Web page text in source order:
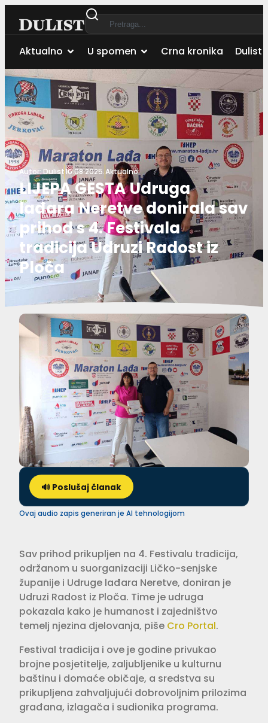
Aktualno U spomen Crna kronika Dulist
Autor:Dulist16.08.2025.Aktualno
LIJEPA GESTA Udruga
lađara Neretve donirala sav
prihod s 4. Festivala
tradicija Udruzi Radost iz
Ploča
🔊 Poslušaj članak
Ovaj audio zapis generiran je AI tehnologijom
Sav prihod prikupljen na 4. Festivalu tradicija,
održanom u suorganizaciji Ličko-senjske
županije i Udruge lađara Neretve, doniran je
Udruzi Radost iz Ploča. Time je udruga
pokazala kako je humanost i zajedništvo
temelj njezina djelovanja, piše Cro Portal.
Festival tradicija i ove je godine privukao
brojne posjetitelje, zaljubljenike u kulturnu
baštinu i domaće običaje, a sredstva su
prikupljena zahvaljujući dobrovoljnim prilozima
građana, izlagača i sudionika programa.